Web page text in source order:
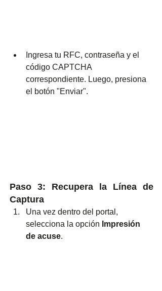
Ingresa tu RFC, contraseña y el
código CAPTCHA
correspondiente. Luego, presiona
el botón "Enviar".
Paso 3: Recupera la Línea de
Captura
Una vez dentro del portal,
selecciona la opción Impresión
de acuse.